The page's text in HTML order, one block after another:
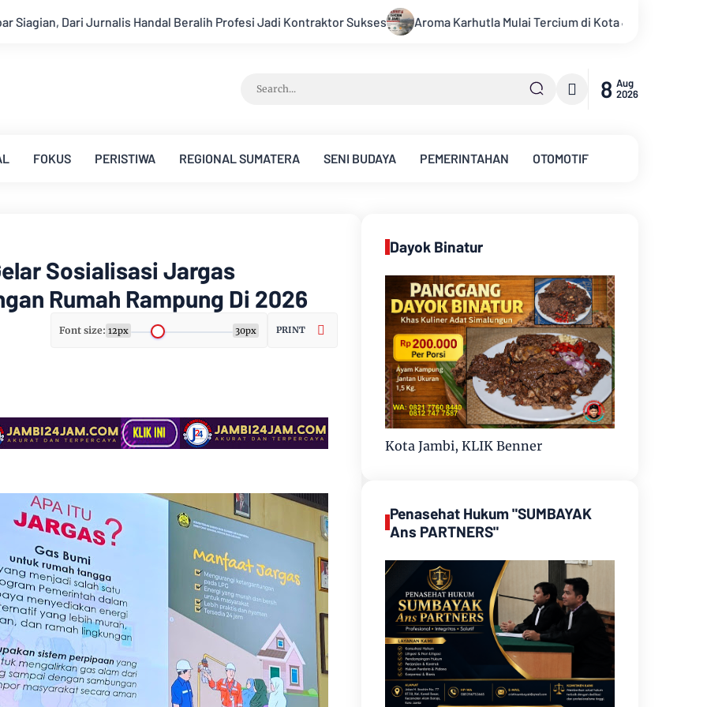
Profesi Jadi Kontraktor Sukses Aroma Karhutla Mulai Tercium di Kota Jambi, Warga Diminta Waspada Hadapi Puncak
8 Aug
2026
FOKUS PERISTIWA REGIONAL SUMATERA SENI BUDAYA PEMERINTAHAN OTOMOTIF
Sosialisasi Jargas
Rumah Rampung Di 2026
Font size: 12px 30px PRINT
Dayok Binatur
Kota Jambi, KLIK Benner
Penasehat Hukum "SUMBAYAK
Ans PARTNERS"